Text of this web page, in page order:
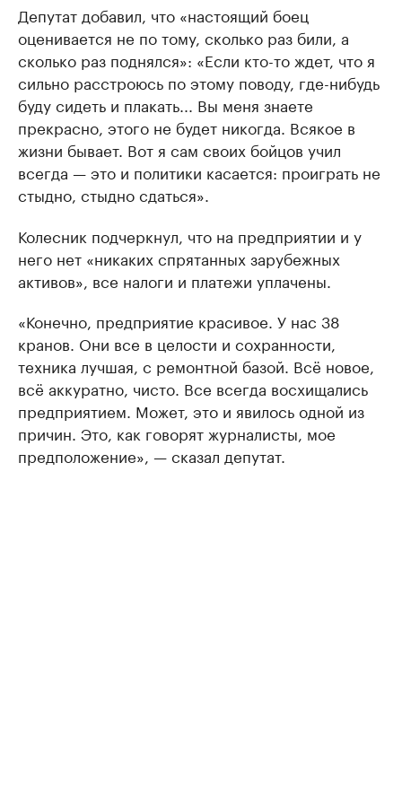
Депутат добавил, что «настоящий боец
оценивается не по тому, сколько раз били, а
сколько раз поднялся»: «Если кто-то ждет, что я
сильно расстроюсь по этому поводу, где-нибудь
буду сидеть и плакать... Вы меня знаете
прекрасно, этого не будет никогда. Всякое в
жизни бывает. Вот я сам своих бойцов учил
всегда — это и политики касается: проиграть не
стыдно, стыдно сдаться».
Колесник подчеркнул, что на предприятии и у
него нет «никаких спрятанных зарубежных
активов», все налоги и платежи уплачены.
«Конечно, предприятие красивое. У нас 38
кранов. Они все в целости и сохранности,
техника лучшая, с ремонтной базой. Всё новое,
всё аккуратно, чисто. Все всегда восхищались
предприятием. Может, это и явилось одной из
причин. Это, как говорят журналисты, мое
предположение», — сказал депутат.